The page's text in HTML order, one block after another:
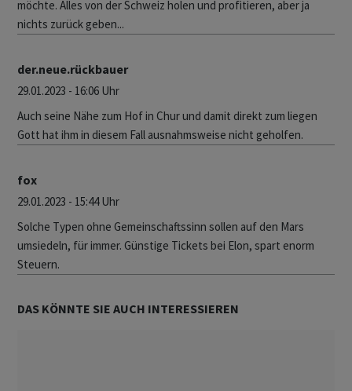
möchte. Alles von der Schweiz holen und profitieren, aber ja
nichts zurück geben...
der.neue.rückbauer
29.01.2023 - 16:06 Uhr
Auch seine Nähe zum Hof in Chur und damit direkt zum liegen
Gott hat ihm in diesem Fall ausnahmsweise nicht geholfen.
fox
29.01.2023 - 15:44 Uhr
Solche Typen ohne Gemeinschaftssinn sollen auf den Mars
umsiedeln, für immer. Günstige Tickets bei Elon, spart enorm
Steuern.
DAS KÖNNTE SIE AUCH INTERESSIEREN